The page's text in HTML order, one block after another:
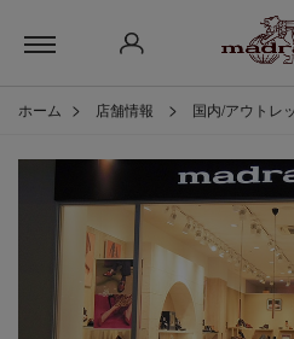
ホーム > 店舗情報 > 国内/アウトレ